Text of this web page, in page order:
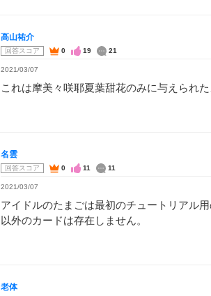
高山祐介
回答スコア 0 19 21
2021/03/07
これは摩美々咲耶夏葉甜花のみに与えられ
名雲
回答スコア 0 11 11
2021/03/07
アイドルのたまごは最初のチュートリアル
以外のカードは存在しません。
老体